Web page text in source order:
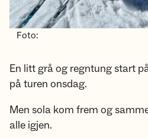
Foto:
En litt grå og regntung start
på turen onsdag.
Men sola kom frem og
alle igjen.